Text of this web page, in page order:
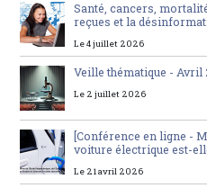
Santé, cancers,
reçues et la
Le 4 juillet 2026
Veille thématique - Avril
Le 2 juillet 2026
[Conférence en ligne -
voiture électrique est-
Le 21 avril 2026